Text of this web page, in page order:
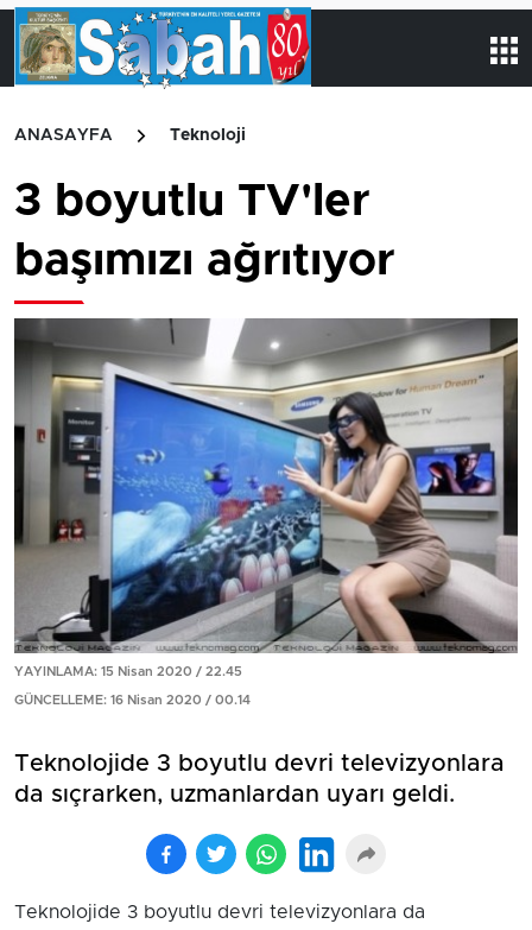
ANASAYFA Teknoloji
3 boyutlu TV'ler
başımızı ağrıtıyor
YAYINLAMA: 15 Nisan 2020 / 22.45
GÜNCELLEME: 16 Nisan 2020 / 00.14
Teknolojide 3 boyutlu devri televizyonlara
da sıçrarken, uzmanlardan uyarı geldi.
Teknolojide 3 boyutlu devri televizyonlara da